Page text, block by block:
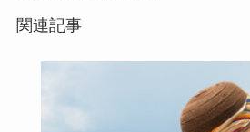
関連記事